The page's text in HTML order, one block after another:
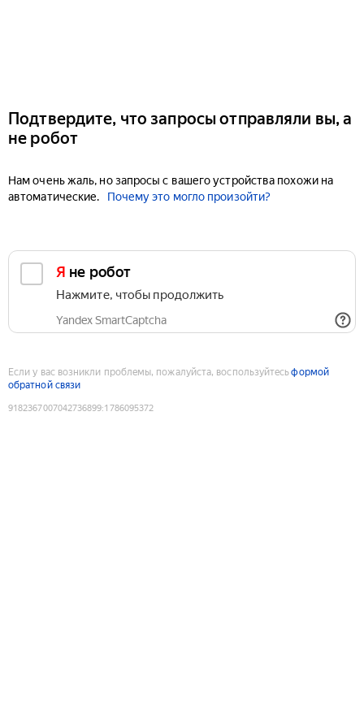
Подтвердите, что запросы отправляли вы, а
не робот
Нам очень жаль, но запросы с вашего устройства похожи на
автоматические.
Почему это могло произойти?
Я не робот
Нажмите, чтобы продолжить
Yandex SmartCaptcha
Если у вас возникли проблемы, пожалуйста, воспользуйтесьформой
обратной связи
9182367007042736899:1786095372